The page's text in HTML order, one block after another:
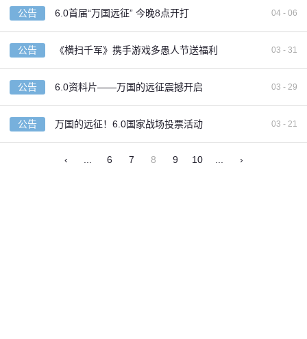
公告 6.0首届“万国远征” 今晚8点开打 04 - 06
公告 《横扫千军》携手游戏多愚人节送福利 03 - 31
公告 6.0资料片——万国的远征震撼开启 03 - 29
公告 万国的远征！6.0国家战场投票活动 03 - 21
‹ 6 7 8 9 10 ›